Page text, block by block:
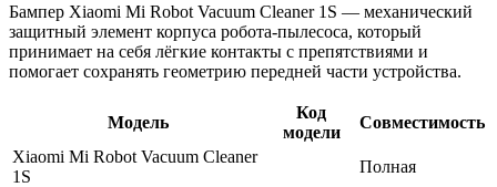
Бампер Xiaomi Mi Robot Vacuum Cleaner 1S — механический
защитный элемент корпуса робота-пылесоса, который
принимает на себя лёгкие контакты с препятствиями и
помогает сохранять геометрию передней части устройства.
Модель
Код
модели
Совместимость
Xiaomi Mi Robot Vacuum Cleaner
1S
Полная